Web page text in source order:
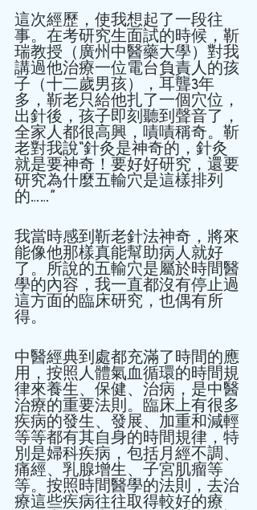
這次經歷，使我想起了一段往
事。在考研究生面試的時候，靳
瑞教授（廣州中醫藥大學）對我
講過他治療一位電台負責人的孩
子（十二歲男孩），耳聾3年
多，靳老只給他扎了一個穴位，
出針後，孩子即刻聽到聲音了，
全家人都很高興，嘖嘖稱奇。靳
老對我說“針灸是神奇的，針灸
就是要神奇！要好好研究，還要
研究為什麼五輸穴是這樣排列
的……”
我當時感到靳老針法神奇，將來
能像他那樣真能幫助病人就好
了。所說的五輸穴是屬於時間醫
學的內容，我一直都沒有停止過
這方面的臨床研究，也偶有所
得。
中醫經典到處都充滿了時間的應
用，按照人體氣血循環的時間規
律來養生、保健、治病，是中醫
治療的重要法則。臨床上有很多
疾病的發生、發展、加重和減輕
等等都有其自身的時間規律，特
別是婦科疾病，包括月經不調、
痛經、乳腺增生、子宮肌瘤等
等。按照時間醫學的法則，去治
療這些疾病往往取得較好的療